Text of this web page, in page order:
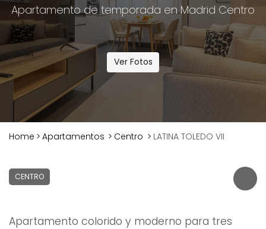
Apartamento de temporada en Madrid Centro
Ver Fotos
Home > Apartamentos > Centro > LATINA TOLEDO VII
CENTRO
Apartamento colorido y moderno para tres